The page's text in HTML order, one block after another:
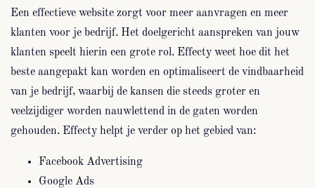
Een effectieve website zorgt voor meer aanvragen en meer
klanten voor je bedrijf. Het doelgericht aanspreken van jouw
klanten speelt hierin een grote rol. Effecty weet hoe dit het
beste aangepakt kan worden en optimaliseert de vindbaarheid
van je bedrijf, waarbij de kansen die steeds groter en
veelzijdiger worden nauwlettend in de gaten worden
gehouden. Effecty helpt je verder op het gebied van:
Facebook Advertising
Google Ads